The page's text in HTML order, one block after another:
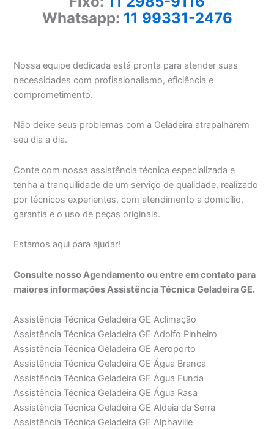
Whatsapp: 11 99331-2476
Nossa equipe dedicada está pronta para atender suas
necessidades com profissionalismo, eficiência e
comprometimento.
Não deixe seus problemas com a Geladeira atrapalharem
seu dia a dia.
Conte com nossa assistência técnica especializada e
tenha a tranquilidade de um serviço de qualidade, realizado
por técnicos experientes, com atendimento a domicílio,
garantia e o uso de peças originais.
Estamos aqui para ajudar!
Consulte nosso Agendamento ou entre em contato para
maiores informações Assistência Técnica Geladeira GE.
Assistência Técnica Geladeira GE Aclimação
Assistência Técnica Geladeira GE Adolfo Pinheiro
Assistência Técnica Geladeira GE Aeroporto
Assistência Técnica Geladeira GE Água Branca
Assistência Técnica Geladeira GE Água Funda
Assistência Técnica Geladeira GE Água Rasa
Assistência Técnica Geladeira GE Aldeia da Serra
Assistência Técnica Geladeira GE Alphaville